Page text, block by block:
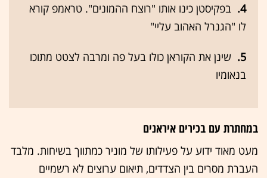
4.
בפקיסטן כינו אותו "רוצח ההמונים". טראמפ קורא
לו "הגנרל האהוב עליי"
5.
שינן את הקוראן כולו בעל פה ומרבה לצטט מתוכו
בנאומיו
במחתרת עם בכירים איראנים
מעט מאוד ידוע על פעילותו של מוניר כמתווך בשיחות. מלבד
העברת מסרים בין הצדדים, תיאום ערוצים לא רשמיים